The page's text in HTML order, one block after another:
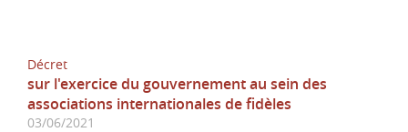
Connexion
Décret
sur l'exercice du gouvernement au sein des
associations internationales de fidèles
03/06/2021